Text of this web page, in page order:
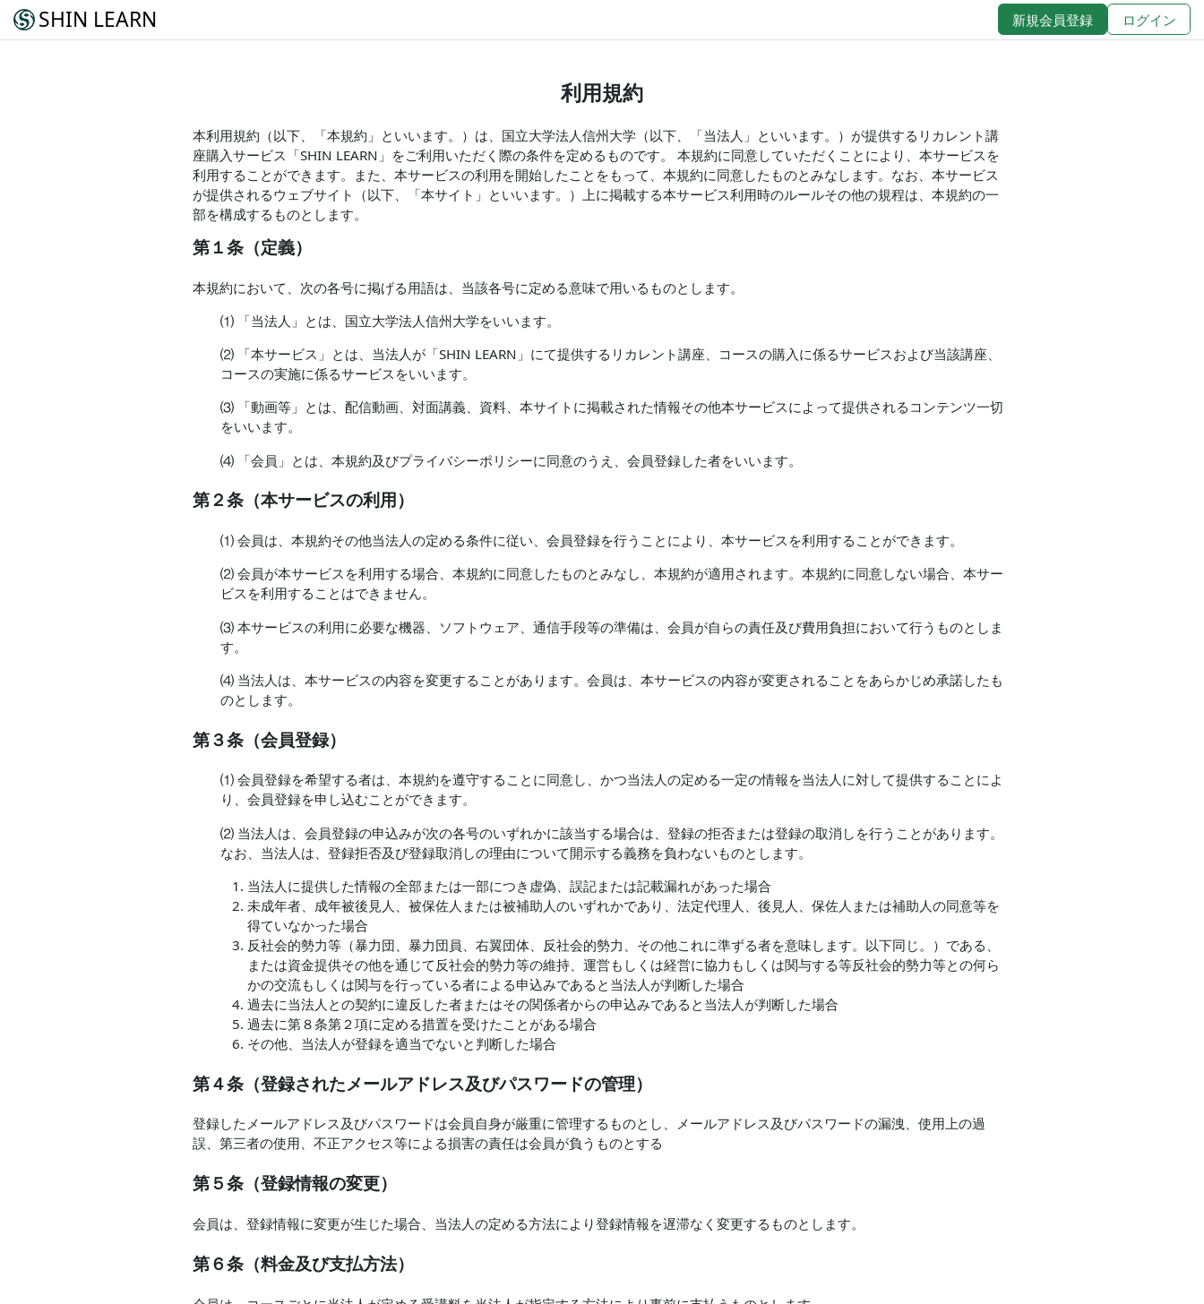
SHIN LEARN 新規会員登録 ログイン
利用規約
本利用規約（以下、「本規約」といいます。）は、国立大学法人信州大学（以下、「当法人」といいます。）が提供するリカレント講
座購入サービス「SHIN LEARN」をご利用いただく際の条件を定めるものです。 本規約に同意していただくことにより、本サービスを
利用することができます。また、本サービスの利用を開始したことをもって、本規約に同意したものとみなします。なお、本サービス
が提供されるウェブサイト（以下、「本サイト」といいます。）上に掲載する本サービス利用時のルールその他の規程は、本規約の一
部を構成するものとします。
第１条（定義）
本規約において、次の各号に掲げる用語は、当該各号に定める意味で用いるものとします。
⑴ 「当法人」とは、国立大学法人信州大学をいいます。
⑵ 「本サービス」とは、当法人が「SHIN LEARN」にて提供するリカレント講座、コースの購入に係るサービスおよび当該講座、
コースの実施に係るサービスをいいます。
⑶ 「動画等」とは、配信動画、対面講義、資料、本サイトに掲載された情報その他本サービスによって提供されるコンテンツ一切
をいいます。
⑷ 「会員」とは、本規約及びプライバシーポリシーに同意のうえ、会員登録した者をいいます。
第２条（本サービスの利用）
⑴ 会員は、本規約その他当法人の定める条件に従い、会員登録を行うことにより、本サービスを利用することができます。
⑵ 会員が本サービスを利用する場合、本規約に同意したものとみなし、本規約が適用されます。本規約に同意しない場合、本サー
ビスを利用することはできません。
⑶ 本サービスの利用に必要な機器、ソフトウェア、通信手段等の準備は、会員が自らの責任及び費用負担において行うものとしま
す。
⑷ 当法人は、本サービスの内容を変更することがあります。会員は、本サービスの内容が変更されることをあらかじめ承諾したも
のとします。
第３条（会員登録）
⑴ 会員登録を希望する者は、本規約を遵守することに同意し、かつ当法人の定める一定の情報を当法人に対して提供することによ
り、会員登録を申し込むことができます。
⑵ 当法人は、会員登録の申込みが次の各号のいずれかに該当する場合は、登録の拒否または登録の取消しを行うことがあります。
なお、当法人は、登録拒否及び登録取消しの理由について開示する義務を負わないものとします。
当法人に提供した情報の全部または一部につき虚偽、誤記または記載漏れがあった場合
未成年者、成年被後見人、被保佐人または被補助人のいずれかであり、法定代理人、後見人、保佐人または補助人の同意等を
得ていなかった場合
反社会的勢力等（暴力団、暴力団員、右翼団体、反社会的勢力、その他これに準ずる者を意味します。以下同じ。）である、
または資金提供その他を通じて反社会的勢力等の維持、運営もしくは経営に協力もしくは関与する等反社会的勢力等との何ら
かの交流もしくは関与を行っている者による申込みであると当法人が判断した場合
過去に当法人との契約に違反した者またはその関係者からの申込みであると当法人が判断した場合
過去に第８条第２項に定める措置を受けたことがある場合
その他、当法人が登録を適当でないと判断した場合
第４条（登録されたメールアドレス及びパスワードの管理）
登録したメールアドレス及びパスワードは会員自身が厳重に管理するものとし、メールアドレス及びパスワードの漏洩、使用上の過
誤、第三者の使用、不正アクセス等による損害の責任は会員が負うものとする
第５条（登録情報の変更）
会員は、登録情報に変更が生じた場合、当法人の定める方法により登録情報を遅滞なく変更するものとします。
第６条（料金及び支払方法）